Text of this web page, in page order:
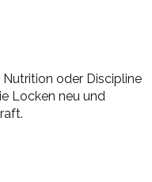
oder Discipline
Locken neu und